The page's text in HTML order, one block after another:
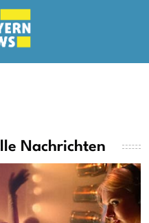
Nachrichten